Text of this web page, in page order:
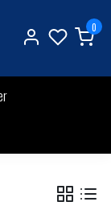
0